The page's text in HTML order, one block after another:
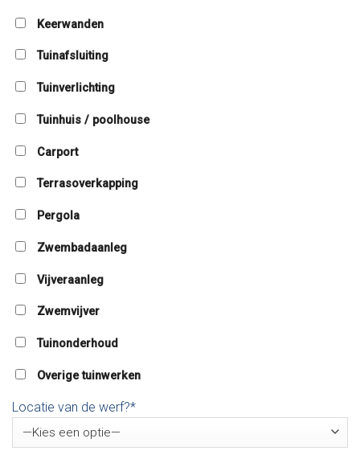
Keerwanden
Tuinafsluiting
Tuinverlichting
Tuinhuis / poolhouse
Carport
Terrasoverkapping
Pergola
Zwembadaanleg
Vijveraanleg
Zwemvijver
Tuinonderhoud
Overige tuinwerken
Locatie van de werf?*